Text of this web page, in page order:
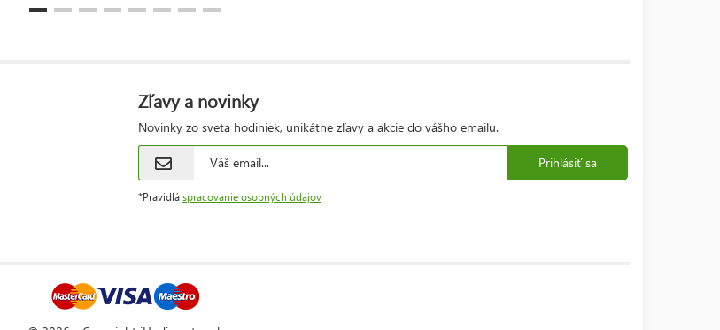
Zľavy a novinky
Novinky zo sveta hodiniek, unikátne zľavy a akcie do vášho emailu.
Prihlásiť sa
*Pravidlá spracovanie osobných údajov